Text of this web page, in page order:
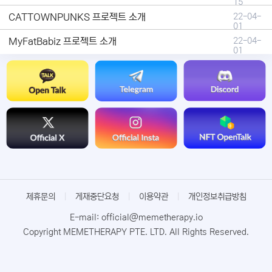
CATTOWNPUNKS 프로젝트 소개
22-04-
01
MyFatBabiz 프로젝트 소개
22-04-
01
제휴문의 게재중단요청 이용약관 개인정보취급방침
E-mail: official@memetherapy.io
Copyright MEMETHERAPY PTE. LTD. All Rights Reserved.